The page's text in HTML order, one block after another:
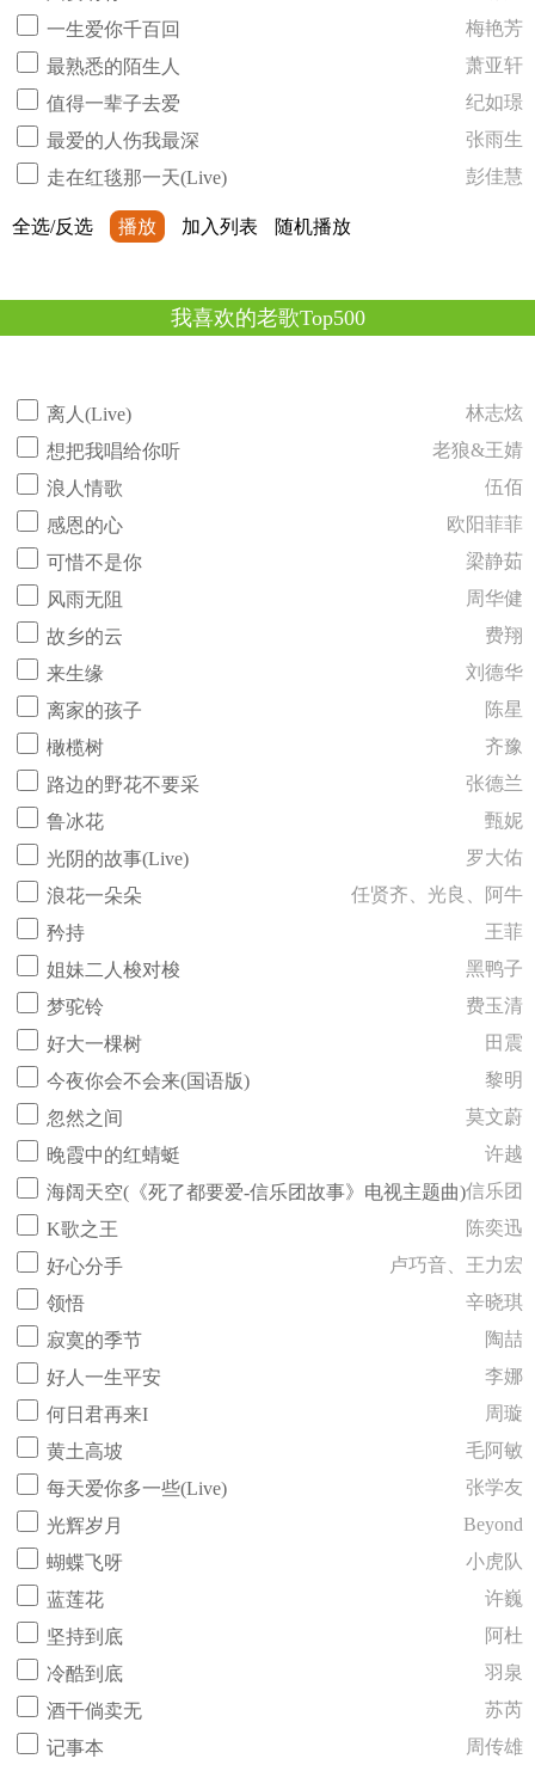
一生爱你千百回
梅艳芳
最熟悉的陌生人
萧亚轩
值得一辈子去爱
纪如璟
最爱的人伤我最深
张雨生
走在红毯那一天(Live)
彭佳慧
全选/反选 播放 加入列表 随机播放
我喜欢的老歌Top500
离人(Live)
林志炫
想把我唱给你听
老狼&王婧
浪人情歌
伍佰
感恩的心
欧阳菲菲
可惜不是你
梁静茹
风雨无阻
周华健
故乡的云
费翔
来生缘
刘德华
离家的孩子
陈星
橄榄树
齐豫
路边的野花不要采
张德兰
鲁冰花
甄妮
光阴的故事(Live)
罗大佑
浪花一朵朵
任贤齐、光良、阿牛
矜持
王菲
姐妹二人梭对梭
黑鸭子
梦驼铃
费玉清
好大一棵树
田震
今夜你会不会来(国语版)
黎明
忽然之间
莫文蔚
晚霞中的红蜻蜓
许越
海阔天空(《死了都要爱-信乐团故事》电视主题曲)信乐团
K歌之王
陈奕迅
好心分手
卢巧音、王力宏
领悟
辛晓琪
寂寞的季节
陶喆
好人一生平安
李娜
何日君再来I
周璇
黄土高坡
毛阿敏
每天爱你多一些(Live)
张学友
光辉岁月
Beyond
蝴蝶飞呀
小虎队
蓝莲花
许巍
坚持到底
阿杜
冷酷到底
羽泉
酒干倘卖无
苏芮
记事本
周传雄